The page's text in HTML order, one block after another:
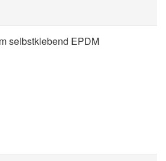
selbstklebend EPDM